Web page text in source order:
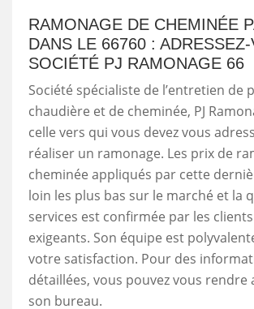
RAMONAGE DE CHEMINÉE
DANS LE 66760 :
SOCIÉTÉ PJ RAMONAGE 66
Société spécialiste de l’entretien de
chaudière et de cheminée, PJ
celle vers qui vous devez vous
réaliser un ramonage. Les prix de
cheminée appliqués par cette
loin les plus bas sur le marché et la
services est confirmée par les
exigeants. Son équipe est
votre satisfaction. Pour des
détaillées, vous pouvez vous rendre
son bureau.